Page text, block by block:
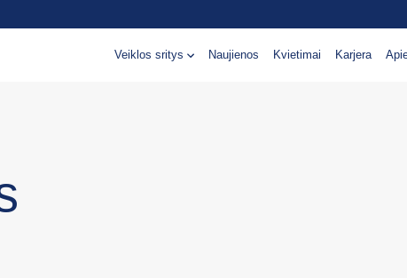
Veiklos sritys Naujienos Kvietimai Karjera